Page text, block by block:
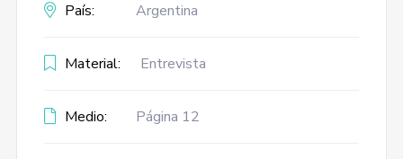
País: Argentina
Material: Entrevista
Medio: Página 12